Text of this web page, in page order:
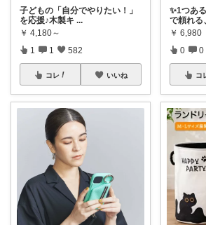
子どもの「自分でやりたい！」
を応援♪木製キ ...
￥ 4,180～
1 1 582
コレ いいね
✨1つあ
で頼れる
￥ 6,980
0 0
コ